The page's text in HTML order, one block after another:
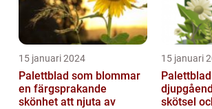
15 januari 2024
Palettblad som blommar
en färgsprakande
skönhet att njuta av
15 januari
skötsel